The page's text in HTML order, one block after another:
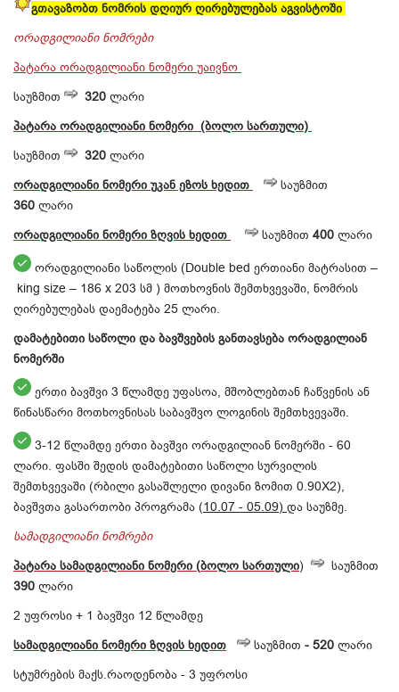
გთავაზობთ ნომრის დღიურ ღირებულებას აგვისტოში
ორადგილიანი ნომრები
პატარა ორადგილიანი ნომერი უაივნო
საუზმით 320 ლარი
პატარა ორადგილიანი ნომერი (ბოლო სართული)
საუზმით 320 ლარი
ორადგილიანი ნომერი უკან ეზოს ხედით
საუზმით
360 ლარი
ორადგილიანი ნომერი ზღვის ხედით საუზმით 400 ლარი
​ ორადგილიანი საწოლის (Double bed ერთიანი მატრასით –
king size – 186 x 203 სმ ) მოთხოვნის შემთხვევაში, ნომრის
ღირებულებას დაემატება 25 ლარი.
დამატებითი საწოლი და ბავშვების განთავსება ორადგილიან
ნომერში
ერთი ბავშვი 3 წლამდე უფასოა, მშობლებთან ჩაწვენის ან
წინასწარი მოთხოვნისას საბავშვო ლოგინის შემთხვევაში.
3-12 წლამდე ერთი ბავშვი ორადგილიან ნომერში - 60
ლარი. ფასში შედის დამატებითი საწოლი სურვილის
შემთხვევაში (რბილი გასაშლელი დივანი ზომით 0.90X2),
ბავშვთა გასართობი პროგრამა (10.07 - 05.09) და საუზმე.
სამადგილიანი ნომრები
პატარა სამადგილიანი ნომერი (ბოლო სართული)
საუზმით
390 ლარი
2 უფროსი + 1 ბავშვი 12 წლამდე
სამადგილიანი ნომერი ზღვის ხედით საუზმით - 520 ლარი
სტუმრების მაქს.რაოდენობა - 3 უფროსი